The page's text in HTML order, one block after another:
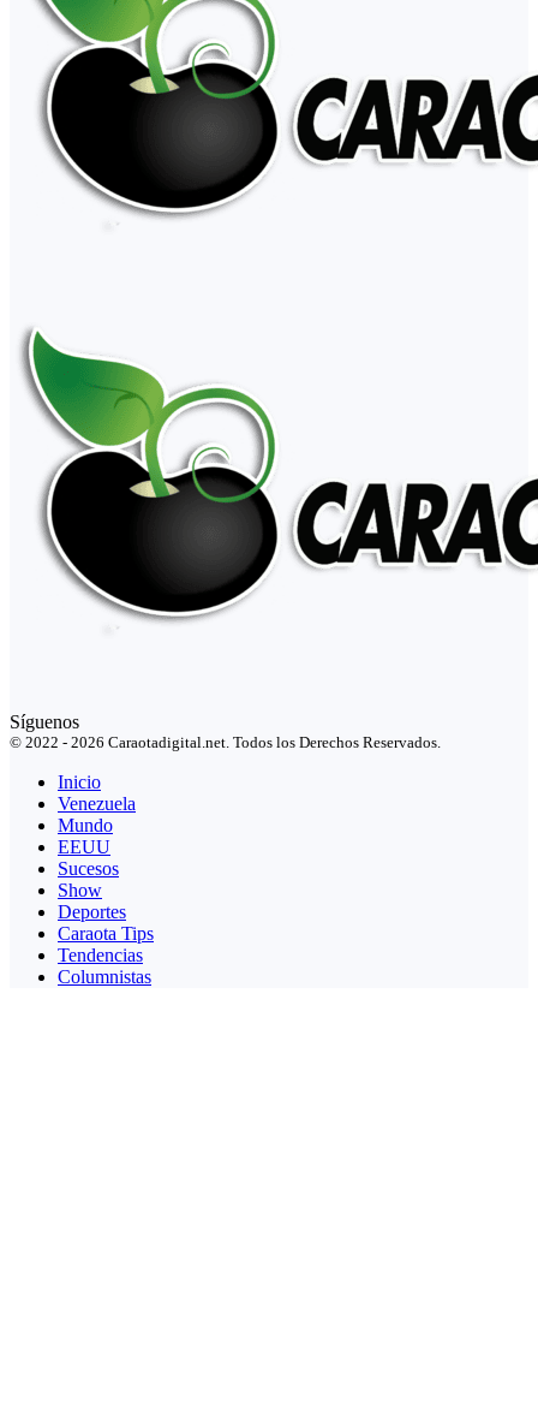
Síguenos
© 2022 - 2026 Caraotadigital.net. Todos los Derechos Reservados.
Inicio
Venezuela
Mundo
EEUU
Sucesos
Show
Deportes
Caraota Tips
Tendencias
Columnistas